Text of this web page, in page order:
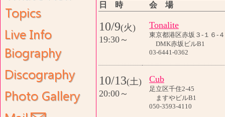
日 時
会 場
10/9(火)
19:30～
Tonalite
東京都港区赤坂３-１６-４
DMK赤坂ビルB1
03-6441-0362
10/13(土)
20:00～
Cub
足立区千住2-45
ますやビルB1
050-3593-4110